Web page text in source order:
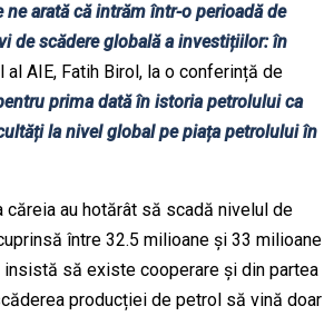
ne arată că intrăm într-o perioadă de
de scădere globală a investițiilor: în
AIE, Fatih Birol, la o conferință de
prima dată în istoria petrolului ca
la nivel global pe piața petrolului în
căreia au hotărât să scadă nivelul de
între 32.5 milioane și 33 milioane
insistă să existe cooperare și din partea
producției de petrol să vină doar